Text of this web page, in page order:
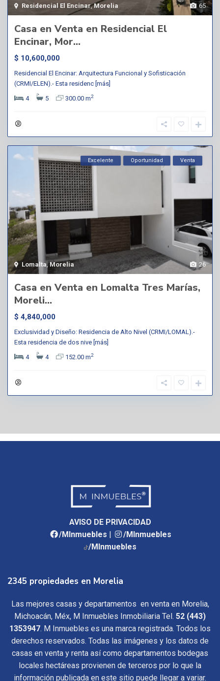
65
Residencial El Encinar,Morelia
Casa en Venta en Residencial El
Encinar, Mor...
$ 10,600,000
Residencial El Encinar: Arquitectura Funcional y Sofisticación
(CRMI/ELEN).- Esta residenc [más]
4
5 300.00 m2
26
Lomalta,Morelia
Excelente Oportunidad Venta
Casa en Venta en Lomalta Tres Marías,
Moreli...
$ 4,840,000
Exclusividad y Diseño: Residencia de Alto Nivel (CRMI/LOMAL).-
Esta residencia de dos nive [más]
4
4 152.00 m2
AVISO DE PRIVACIDAD
/MInmuebles |
/MInmuebles
/MInmuebles
2345 propiedades en Morelia
Las mejores casas y departamentos en venta en Morelia,
Michoacán, Méx, M Inmuebles Inmobiliaria Tel. 52 (443)
1353947. M Inmuebles es una marca registrada. Todos los
derechos reservados. Todas las imágenes y los datos de
casas en venta y renta así como departamentos bodegas
locales hectáreas provienen de terceros por lo que la
información publicada en este sitio puede llegar a variar.